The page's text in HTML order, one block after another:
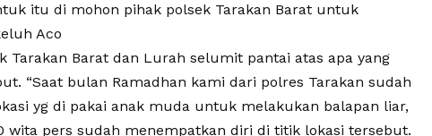
itu di mohon pihak polsek Tarakan Barat untuk
Aco
Tarakan Barat dan Lurah selumit pantai atas apa yang
“Saat bulan Ramadhan kami dari polres Tarakan sudah
yg di pakai anak muda untuk melakukan balapan liar,
wita pers sudah menempatkan diri di titik lokasi tersebut.